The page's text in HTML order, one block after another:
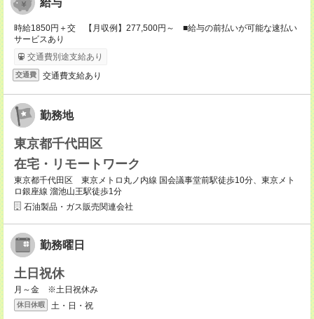
給与
時給1850円＋交 【月収例】277,500円～ ■給与の前払いが可能な速払い
サービスあり
交通費別途支給あり
交通費 交通費支給あり
勤務地
東京都千代田区
在宅・リモートワーク
東京都千代田区 東京メトロ丸ノ内線 国会議事堂前駅徒歩10分、東京メト
ロ銀座線 溜池山王駅徒歩1分
石油製品・ガス販売関連会社
勤務曜日
土日祝休
月～金 ※土日祝休み
休日休暇 土・日・祝